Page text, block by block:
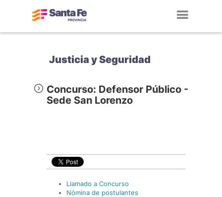
Justicia y Seguridad
Concurso: Defensor Público -
Sede San Lorenzo
Llamado a Concurso
Nómina de postulantes